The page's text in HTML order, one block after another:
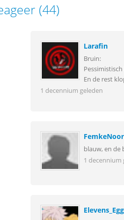
(44)
Larafin
Bruin:
En de rest
1 decennium geleden
blauw, en de
1 decennium